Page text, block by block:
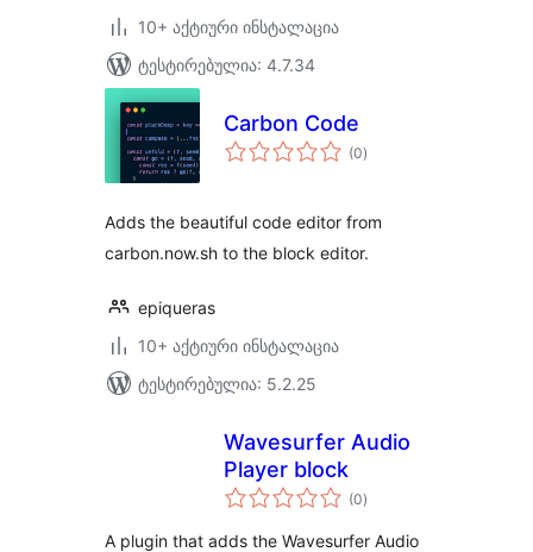
10+ აქტიური ინსტალაცია
ტესტირებულია: 4.7.34
Carbon Code
(0საერთო
რეიტინგი
)
Adds the beautiful code editor from
carbon.now.sh to the block editor.
epiqueras
10+ აქტიური ინსტალაცია
ტესტირებულია: 5.2.25
Wavesurfer Audio
Player block
(0საერთო
რეიტინგი
)
A plugin that adds the Wavesurfer Audio